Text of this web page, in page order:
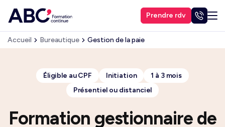
Prendre rdv
Accueil Bureautique Gestion de la paie
Formation gestionnaire de
Éligible au CPF Initiation
1 à 3 mois
Présentiel ou distanciel